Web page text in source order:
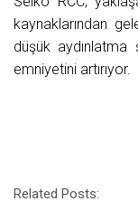
kaynaklarından
düşük aydınlatma
emniyetini artırıyor.
Related Posts: